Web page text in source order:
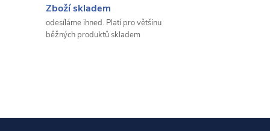
Zboží skladem
odesíláme ihned. Platí pro většinu
běžných produktů skladem